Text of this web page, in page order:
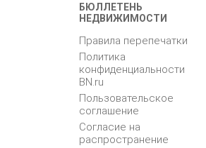
БЮЛЛЕТЕНЬ
НЕДВИЖИМОСТИ
Правила перепечатки
Политика
конфиденциальности
BN.ru
Пользовательское
соглашение
Согласие на
распространение